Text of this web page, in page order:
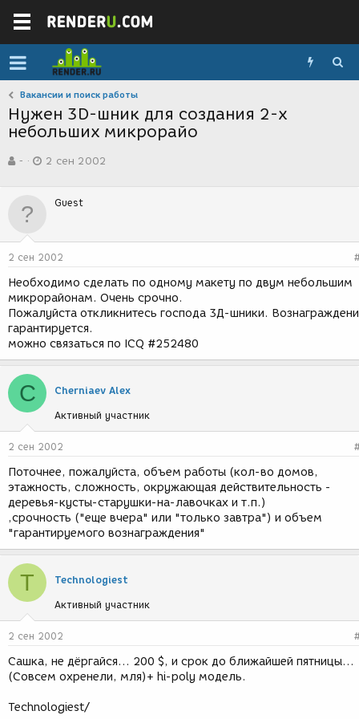
Вакансии и поиск работы
Нужен 3D-шник для создания 2-х
небольших микрорайо
в
р
-
а
д
н
и
я
2 сен 2002
Guest
2 сен 2002
Необходимо сделать по одному макету по двум небольшим
микрорайонам. Очень срочно.
Пожалуйста откликнитесь господа 3Д-шники.
гарантируется.
можно связаться по ICQ #252480
C Cherniaev Alex
Активный участник
2 сен 2002
Поточнее, пожалуйста, объем работы (кол-во домов,
этажность, сложность, окружающая действительность -
деревья-кусты-старушки-на-лавочках и т.п.)
,срочность ("еще вчера" или "только завтра") и объем
"гарантируемого вознаграждения"
T Technologiest
Активный участник
2 сен 2002
Сашка, не дёргайся... 200 $, и срок до ближайшей пятницы...
(Совсем охренели, мля)+ hi-poly модель.
Technologiest/